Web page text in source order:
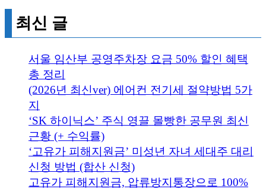
최신 글
서울 임산부 공영주차장 요금 50% 할인 혜택
총 정리
(2026년 최신ver) 에어컨 전기세 절약방법 5가
지
‘SK 하이닉스’ 주식 영끌 몰빵한 공무원 최신
근황 (+ 수익률)
‘고유가 피해지원금’ 미성년 자녀 세대주 대리
신청 방법 (합산 신청)
고유가 피해지원금, 압류방지통장으로 100%